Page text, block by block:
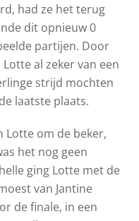
had ze het terug
dit opnieuw 0
partijen. Door
al zeker van een
strijd mochten
laatste plaats.
Lotte om de beker,
het nog geen
ging Lotte met de
van Jantine
de finale, in een